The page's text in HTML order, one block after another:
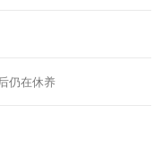
仍在休养